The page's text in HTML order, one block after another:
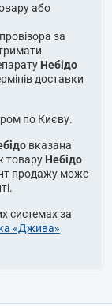
або
за
Небідо
доставки
по Києву.
вказана
товару Небідо
продажу може
системах за
«Джива»